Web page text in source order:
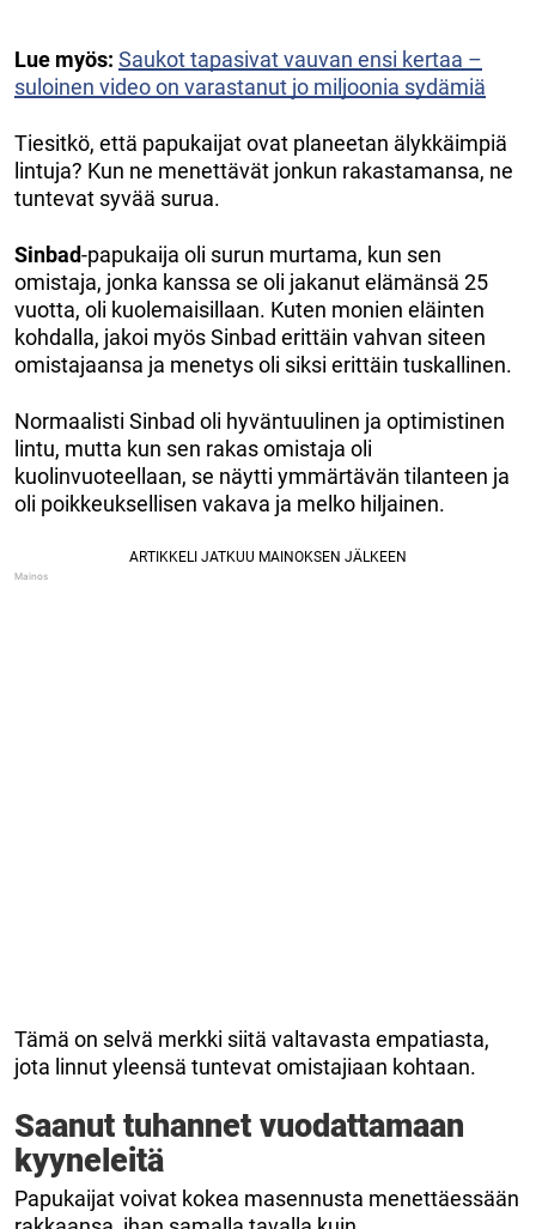
Lue myös: Saukot tapasivat vauvan ensi kertaa –
suloinen video on varastanut jo miljoonia sydämiä
Tiesitkö, että papukaijat ovat planeetan älykkäimpiä
lintuja? Kun ne menettävät jonkun rakastamansa, ne
tuntevat syvää surua.
Sinbad-papukaija oli surun murtama, kun sen
omistaja, jonka kanssa se oli jakanut elämänsä 25
vuotta, oli kuolemaisillaan. Kuten monien eläinten
kohdalla, jakoi myös Sinbad erittäin vahvan siteen
omistajaansa ja menetys oli siksi erittäin tuskallinen.
Normaalisti Sinbad oli hyväntuulinen ja optimistinen
lintu, mutta kun sen rakas omistaja oli
kuolinvuoteellaan, se näytti ymmärtävän tilanteen ja
oli poikkeuksellisen vakava ja melko hiljainen.
Tämä on selvä merkki siitä valtavasta empatiasta,
jota linnut yleensä tuntevat omistajiaan kohtaan.
Saanut tuhannet vuodattamaan
kyyneleitä
Papukaijat voivat kokea masennusta menettäessään